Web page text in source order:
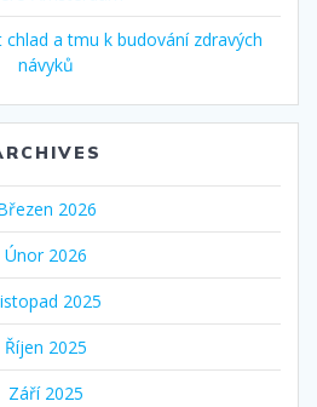
chlad a tmu k budování zdravých
návyků
2026
Únor 2026
2025
Říjen 2025
Září 2025